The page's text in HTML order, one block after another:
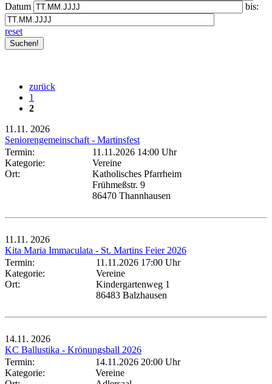
Datum
bis:
reset
zurück
1
2
11.11. 2026
Seniorengemeinschaft - Martinsfest
Termin:
11.11.2026 14:00 Uhr
Kategorie:
Vereine
Ort:
Katholisches Pfarrheim
Frühmeßstr. 9
86470 Thannhausen
11.11. 2026
Kita Maria Immaculata - St. Martins Feier 2026
Termin:
11.11.2026 17:00 Uhr
Kategorie:
Vereine
Ort:
Kindergartenweg 1
86483 Balzhausen
14.11. 2026
KC Ballustika - Krönungsball 2026
Termin:
14.11.2026 20:00 Uhr
Kategorie:
Vereine